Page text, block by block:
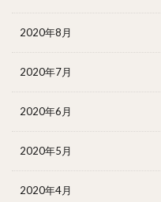
2020年8月
2020年7月
2020年6月
2020年5月
2020年4月